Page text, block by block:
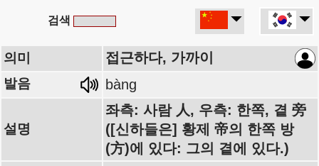
검색
의미 접근하다, 가까이
발음 bàng
설명
좌측: 사람 人, 우측: 한쪽, 곁 旁
([신하들은] 황제 帝의 한쪽 방
(方)에 있다: 그의 곁에 있다.)